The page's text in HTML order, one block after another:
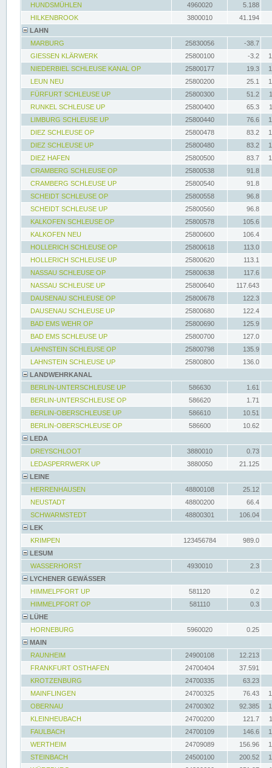
HUNDSMÜHLEN
4960020
5.188
HILKENBROOK
3800010
41.194
LAHN
MARBURG
25830056
-38.7
GIESSEN KLÄRWERK
25800100 -3.2
NIEDERBIEL SCHLEUSE KANAL OP
25800177 19.3
LEUN NEU
25800200 25.1
FÜRFURT SCHLEUSE UP
25800300 51.2
RUNKEL SCHLEUSE UP
25800400 65.3
LIMBURG SCHLEUSE UP
25800440 76.6
DIEZ SCHLEUSE OP
25800478 83.2
DIEZ SCHLEUSE UP
25800480 83.2
DIEZ HAFEN
25800500 83.7
CRAMBERG SCHLEUSE OP
25800538
91.8
CRAMBERG SCHLEUSE UP
25800540
91.8
SCHEIDT SCHLEUSE OP
25800558
96.8
SCHEIDT SCHLEUSE UP
25800560
96.8
KALKOFEN SCHLEUSE OP
25800578
105.6
KALKOFEN NEU
25800600
106.4
HOLLERICH SCHLEUSE OP
25800618
113.0
HOLLERICH SCHLEUSE UP
25800620
113.1
NASSAU SCHLEUSE OP
25800638
117.6
NASSAU SCHLEUSE UP
25800640
117.643
DAUSENAU SCHLEUSE OP
25800678
122.3
DAUSENAU SCHLEUSE UP
25800680
122.4
BAD EMS WEHR OP
25800690
125.9
BAD EMS SCHLEUSE UP
25800700
127.0
LAHNSTEIN SCHLEUSE OP
25800798
135.9
LAHNSTEIN SCHLEUSE UP
25800800
136.0
LANDWEHRKANAL
BERLIN-UNTERSCHLEUSE UP
586630
1.61
BERLIN-UNTERSCHLEUSE OP
586620
1.71
BERLIN-OBERSCHLEUSE UP
586610
10.51
BERLIN-OBERSCHLEUSE OP
586600
10.62
LEDA
DREYSCHLOOT
3880010
0.73
LEDASPERRWERK UP
3880050
21.125
LEINE
HERRENHAUSEN
48800108
25.12
NEUSTADT
48800200
66.4
SCHWARMSTEDT
48800301
106.04
LEK
KRIMPEN
123456784
989.0
LESUM
WASSERHORST
4930010
2.3
LYCHENER GEWÄSSER
HIMMELPFORT UP
581120
0.2
HIMMELPFORT OP
581110
0.3
LÜHE
HORNEBURG
5960020
0.25
MAIN
RAUNHEIM
24900108
12.213
FRANKFURT OSTHAFEN
24700404
37.591
KROTZENBURG
24700335
63.23
MAINFLINGEN
24700325 76.43
OBERNAU
24700302 92.385
KLEINHEUBACH
24700200 121.7
FAULBACH
24700109 146.6
WERTHEIM
24709089 156.96
STEINBACH
24500100 200.52